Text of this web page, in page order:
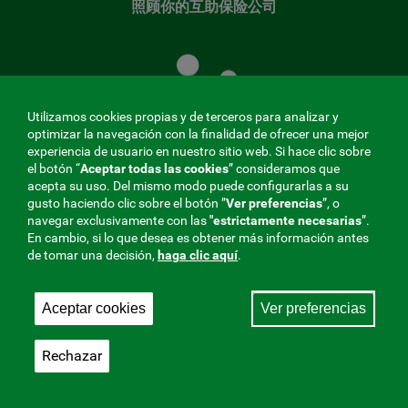
照顾你的互助保险公司
共
同
基
金
MENÚ
REDES
SOCIALES
V20
与社会保障的相互合作者，275 Fraternidad-Muprespa
Utilizamos cookies propias y de terceros para analizar y
optimizar la navegación con la finalidad de ofrecer una mejor
experiencia de usuario en nuestro sitio web. Si hace clic sobre
el botón “Aceptar todas las cookies” consideramos que
acepta su uso. Del mismo modo puede configurarlas a su
gusto haciendo clic sobre el botón ”Ver preferencias”, o
navegar exclusivamente con las"estrictamentenecesarias”.
En cambio, si lo que desea es obtener más información antes
de tomar una decisión, haga clic aquí.
Aceptar cookies Ver preferencias
Rechazar